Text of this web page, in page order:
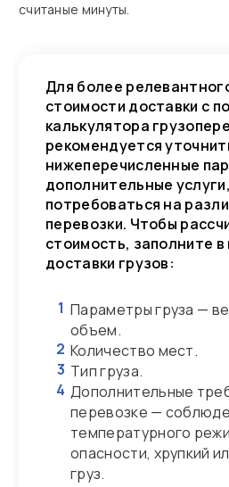
считаные минуты.
Для более
стоимости доставки с
калькулятора
рекомендуется
нижеперечисленные
дополнительные
потребоваться на
перевозки. Чтобы
стоимость, заполните в
доставки грузов:
1 Параметры груза —
объем.
2 Количество мест.
3 Тип груза.
4 Дополнительные
перевозке —
температурного
опасности, хрупкий
груз.